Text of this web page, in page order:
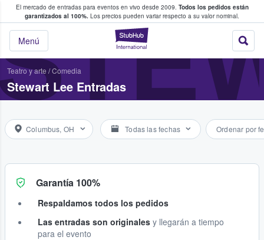
El mercado de entradas para eventos en vivo desde 2009. Todos los pedidos están
garantizados al 100%. Los precios pueden variar respecto a su valor nominal.
StubHub:
Menú
y venta de entradas entre fans
Teatro y arte /Comedia
Stewart Lee Entradas
Columbus, OH Todas las fechas Ordenar por
Garantía 100%
Respaldamos todos los pedidos
Las entradas son originales y llegarán a tiempo
para el evento